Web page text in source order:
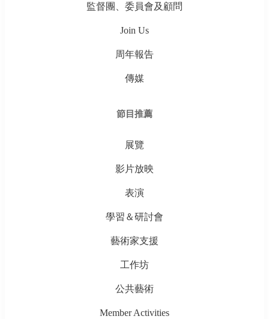
監督團、委員會及顧問
Join Us
周年報告
傳媒
節目推薦
展覽
影片放映
表演
學習＆研討會
藝術家支援
工作坊
公共藝術
Member Activities